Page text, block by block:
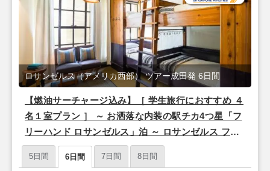
【燃油サーチャージ込み】［ 学生旅行におすすめ ４
名１室プラン ］ ～ お洒落な内装の駅チカ4つ星「フ
リーハンド ロサンゼルス」泊 ～ ロサンゼルス フリ
ープラン 4泊6日間 【成田発／シンガポール航空利
用】
ロサンゼルス（アメリカ西部） ツアー成田発 6日間
5日間 6日間 7日間 8日間